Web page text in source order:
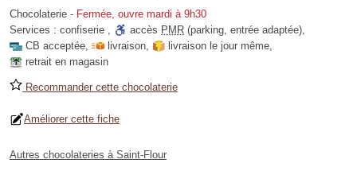
Chocolaterie - Fermée, ouvre mardi à 9h30
Services : confiserie , accès PMR (parking, entrée adaptée),
CB acceptée, livraison, livraison le jour même,
retrait en magasin
Recommander cette chocolaterie
Améliorer cette fiche
Autres chocolateries à Saint-Flour